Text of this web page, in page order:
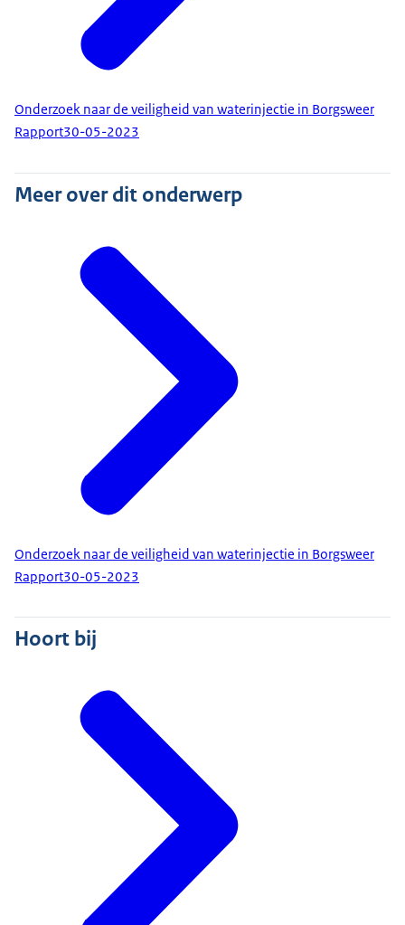
Onderzoek naar de veiligheid van waterinjectie in Borgsweer
Rapport30-05-2023
Meer over dit onderwerp
Onderzoek naar de veiligheid van waterinjectie in Borgsweer
Rapport30-05-2023
Hoort bij